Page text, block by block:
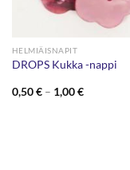
HELMIÄISNAPIT
DROPS Kukka -nappi
0,50€ – 1,00€